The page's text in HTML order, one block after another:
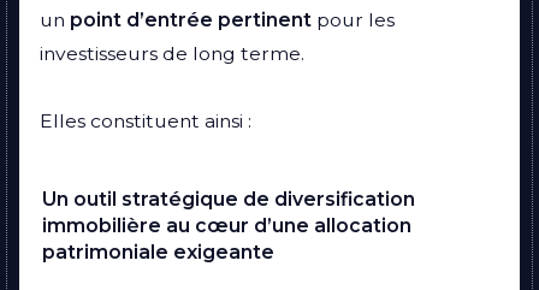
un point d’entrée pertinent pour les
investisseurs de long terme.
Elles constituent ainsi :
Un outil stratégique de diversification
immobilière au cœur d’une allocation
patrimoniale exigeante